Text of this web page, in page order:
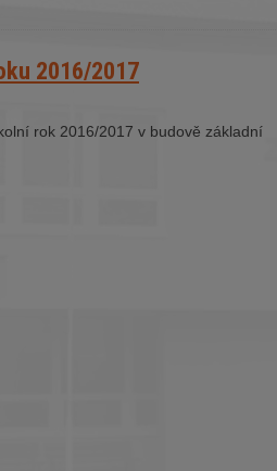
2016/2017
rok 2016/2017 v budově základní